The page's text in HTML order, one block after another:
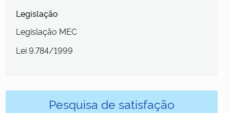
Legislação
Legislação MEC
Lei 9.784/1999
Pesquisa de satisfação